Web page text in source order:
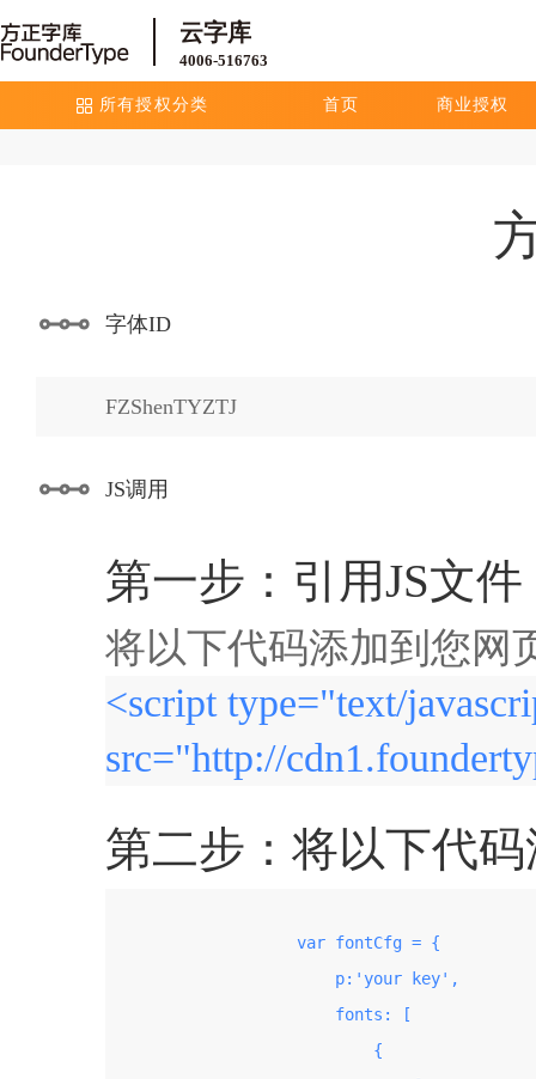
云字库
4006-516763
所有授权分类 首页 商业授权
字体ID
FZShenTYZTJ
JS调用
第一步：引用JS文件
将以下代码添加到您网
<script type="text/
src="http://
第二步：将以下代
                    var fontCfg = {
                        p:'your key',
                        fonts: [
                            {